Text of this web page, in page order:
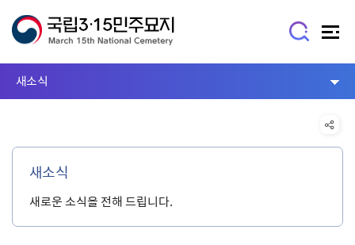
새소식
새소식
새로운 소식을 전해 드립니다.